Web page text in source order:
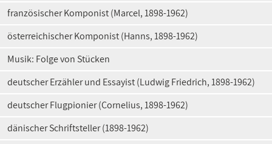
französischer Komponist (Marcel, 1898-1962)
österreichischer Komponist (Hanns, 1898-1962)
Musik: Folge von Stücken
deutscher Erzähler und Essayist (Ludwig Friedrich, 1898-1962)
deutscher Flugpionier (Cornelius, 1898-1962)
dänischer Schriftsteller (1898-1962)